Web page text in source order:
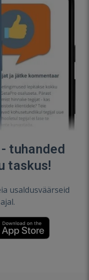
tuhanded
taskus!
usaldusväärseid